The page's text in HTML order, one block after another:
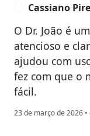
Cassiano
O Dr. João é
atencioso e
ajudou com
fez com que o
fácil.
23 de março de 2026 •